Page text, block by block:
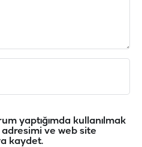
yaptığımda kullanılmak
adresimi ve web site
kaydet.